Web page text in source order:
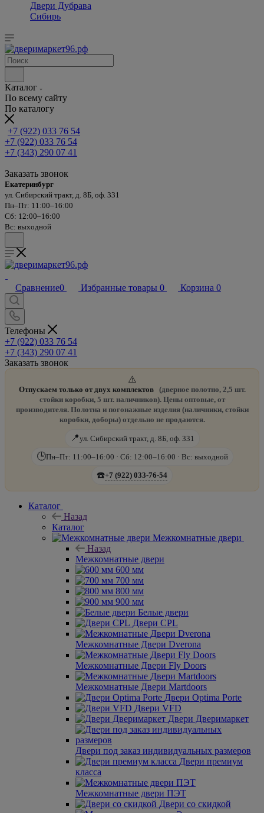
Двери Дубрава
Сибирь
Каталог
По всему сайту
По каталогу
+7 (922) 033 76 54
+7 (922) 033 76 54
+7 (343) 290 07 41
Заказать звонок
Екатеринбург
ул. Сибирский тракт, д. 8Б, оф. 331
Пн–Пт: 11:00–16:00
Сб: 12:00–16:00
Вс: выходной
Сравнение0 Избранные товары 0 Корзина 0
Телефоны
+7 (922) 033 76 54
+7 (343) 290 07 41
Заказать звонок
⚠️
Отпускаем только от двух комплектов
(дверное полотно, 2,5 шт.
стойки коробки, 5 шт. наличников). Цены оптовые, от
производителя. Полотна и погонажные изделия (наличники, стойки
коробки, доборы) отдельно не продаются.
📍ул. Сибирский тракт, д. 8Б, оф. 331
🕒Пн–Пт: 11:00–16:00 · Сб: 12:00–16:00 · Вс: выходной
☎️+7 (922) 033-76-54
Каталог
Назад
Каталог
Межкомнатные двери
Назад
Межкомнатные двери
600 мм
700 мм
800 мм
900 мм
Белые двери
Двери CPL
Межкомнатные Двери Dverona
Межкомнатные Двери Fly Doors
Межкомнатные Двери Martdoors
Двери Optima Porte
Двери VFD
Двери Дверимаркет
Двери под заказ индивидуальных размеров
Двери премиум
класса
Межкомнатные двери ПЭТ
Двери со скидкой